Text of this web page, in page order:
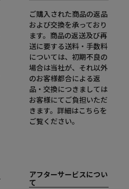
ご購入された商品の返品
および交換を承っており
ます。商品の返送及び再
送に要する送料・手数料
については、初期不良の
場合は当社が、それ以外
のお客様都合による返
品・交換につきましては
お客様にてご負担いただ
きます。詳細はこちらを
ご覧ください。
アフターサービスについ
て